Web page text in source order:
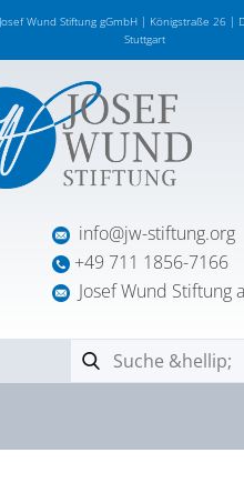
Josef Wund Stiftung gGmbH | Königstraße 26 |
Stuttgart
info@jw-stiftung.org
+49 711 1856-7166
Josef Wund Stiftung